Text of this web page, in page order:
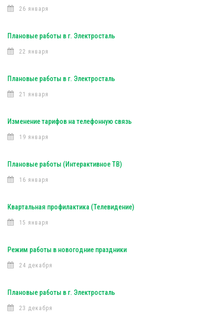
26 января
Плановые работы в г. Электросталь
22 января
Плановые работы в г. Электросталь
21 января
Изменение тарифов на телефонную связь
19 января
Плановые работы (Интерактивное ТВ)
16 января
Квартальная профилактика (Телевидение)
15 января
Режим работы в новогодние праздники
24 декабря
Плановые работы в г. Электросталь
23 декабря